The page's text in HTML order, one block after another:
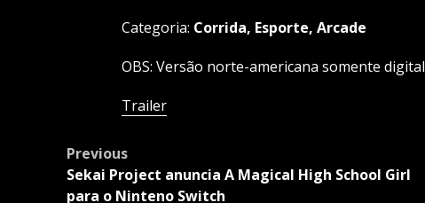
Categoria: Corrida, Esporte, Arcade
OBS: Versão norte-americana somente digital
Trailer
Post
navigation
Previous
Sekai Project anuncia A Magical High School Girl
para o Ninteno Switch